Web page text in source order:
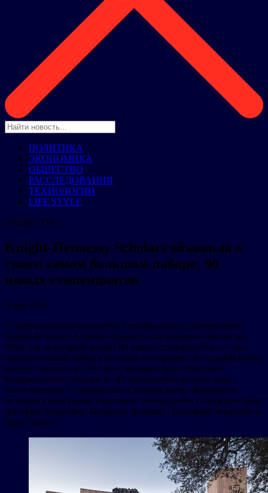
ПОЛИТИКА
ЭКОНОМИКА
ОБЩЕСТВО
РАССЛЕДОВАНИЯ
ТЕХНОЛОГИИ
LIFE STYLE
ОБЩЕСТВО
Knight-Hennessy Scholars объявила о
своем самом большом наборе: 90
новых стипендиатов
8 мая 2024
Стипендиальная программа Стэнфордского университета
Knight-Hennessy Scholars объявила о результатах набора на
2024 год, в который вошли 90 новых стипендиатов, — это
самый большой набор в истории программы. В седьмой набор
вошли студенты из 30 стран, которые будут получать
академические степени по 45 программам во всех семи
магистратурах Стэнфордского университета. Впервые в
истории в программе участвуют стипендиаты с гражданством
Австрии, Бахрейна, Беларуси, Боливии, Болгарии, Франции и
Шри-Ланки.